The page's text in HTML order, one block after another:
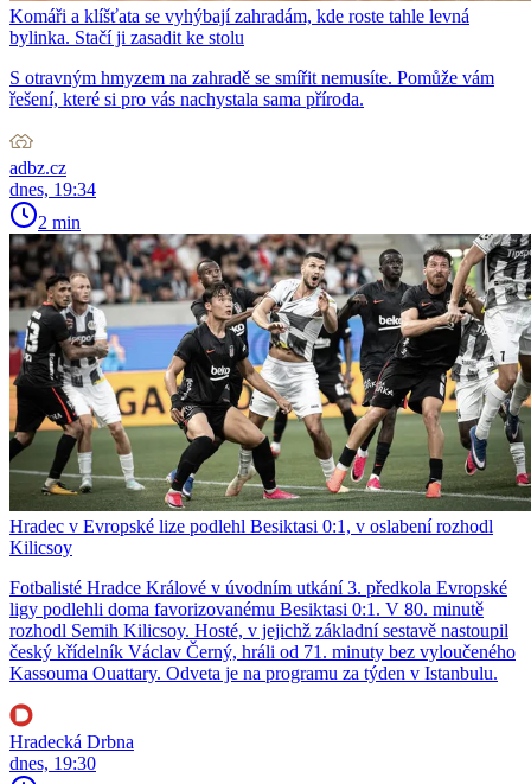
Komáři a klíšťata se vyhýbají zahradám, kde roste tahle levná
bylinka. Stačí ji zasadit ke stolu
S otravným hmyzem na zahradě se smířit nemusíte. Pomůže vám
řešení, které si pro vás nachystala sama příroda.
adbz.cz
dnes, 19:34
2 min
Hradec v Evropské lize podlehl Besiktasi 0:1, v oslabení rozhodl
Kilicsoy
Fotbalisté Hradce Králové v úvodním utkání 3. předkola Evropské
ligy podlehli doma favorizovanému Besiktasi 0:1. V 80. minutě
rozhodl Semih Kilicsoy. Hosté, v jejichž základní sestavě nastoupil
český křídelník Václav Černý, hráli od 71. minuty bez vyloučeného
Kassouma Ouattary. Odveta je na programu za týden v Istanbulu.
Hradecká Drbna
dnes, 19:30